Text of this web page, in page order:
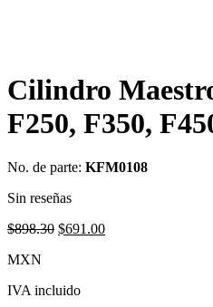
Cilindro
F250, F350,
No. de parte: KFM0108
Sin reseñas
$898.30 Original
$691.00Current
MXN
IVA incluido